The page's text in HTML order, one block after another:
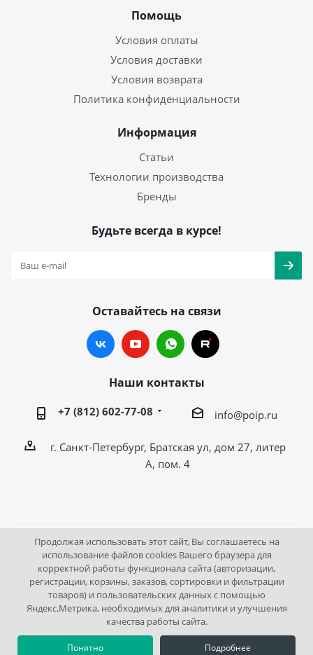
Помощь
Условия оплаты
Условия доставки
Условия возврата
Политика конфиденциальности
Информация
Статьи
Технологии производства
Бренды
Будьте всегда в курсе!
Оставайтесь на связи
Наши контакты
+7 (812) 602-77-08 info@poip.ru
г. Санкт-Петербург, Братская ул, дом 27, литер
А, пом. 4
2009 - 2026 © Промышленное оборудование Интернет
портал.
195043, г. Санкт-Петербург, Братская ул, дом 27, литер А,
пом. 4
Продолжая использовать этот сайт, Вы соглашаетесь на
использование файлов cookies Вашего браузера для
корректной работы функционала сайта (авторизации,
регистрации, корзины, заказов, сортировки и фильтрации
товаров) и пользовательских данных с помощью
Яндекс.Метрика, необходимых для аналитики и улучшения
качества работы сайта.
Понятно Подробнее